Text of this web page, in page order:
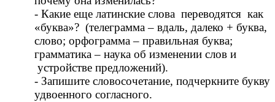
- Какие еще латинские слова переводятся как
«буква»? (телеграмма – вдаль, далеко + буква,
слово; орфограмма – правильная буква;
грамматика – наука об изменении слов и
устройстве предложений).
- Запишите словосочетание, подчеркните букву
удвоенного согласного.